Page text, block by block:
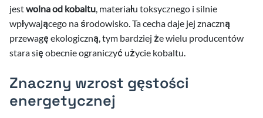
jestwolna od kobaltu, materiału toksycznego i silnie
wpływającego na środowisko. Ta cecha daje jej znaczną
przewagę ekologiczną, tym bardziej że wielu producentów
stara się obecnie ograniczyć użycie kobaltu.
Znaczny wzrost gęstości
energetycznej